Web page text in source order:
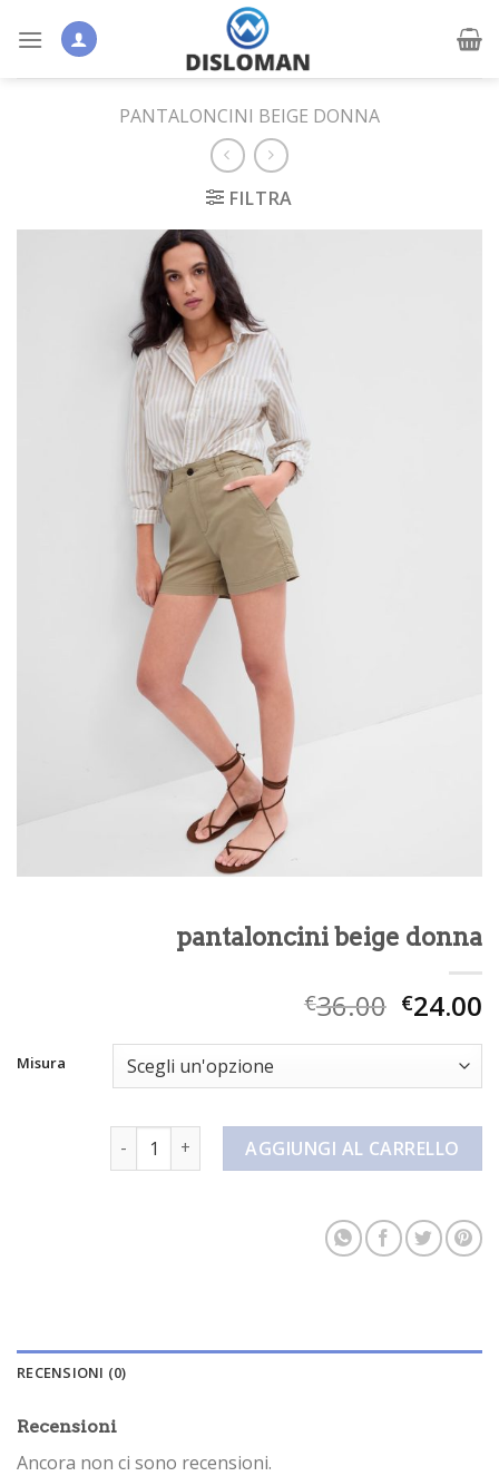
PANTALONCINI BEIGE DONNA
FILTRA
pantaloncini beige donna
€36.00 €24.00
Misura
pantaloncini beige donna quantità
AGGIUNGI AL CARRELLO
RECENSIONI (0)
Recensioni
Ancora non ci sono recensioni.